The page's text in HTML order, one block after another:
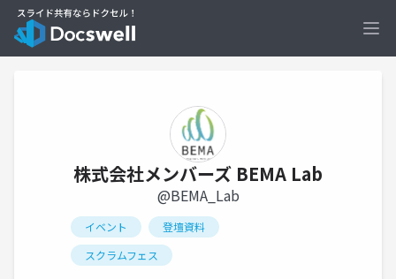
株式会社メンバーズ BEMA Lab
@BEMA_Lab
イベント
登壇資料
スクラムフェス